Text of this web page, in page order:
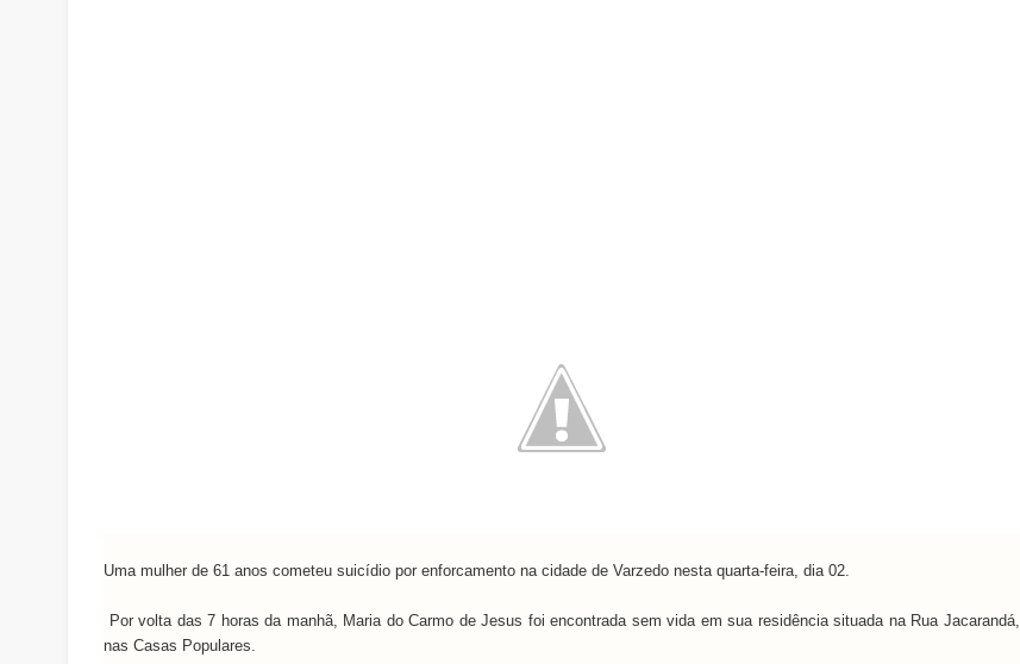
Uma mulher de 61 anos cometeu suicídio por enforcamento na cidade de Varzedo nesta quarta-feira, dia 02.
Por volta das 7 horas da manhã, Maria do Carmo de Jesus foi encontrada sem vida em sua residência situada na Rua Jacarandá,
nas Casas Populares.